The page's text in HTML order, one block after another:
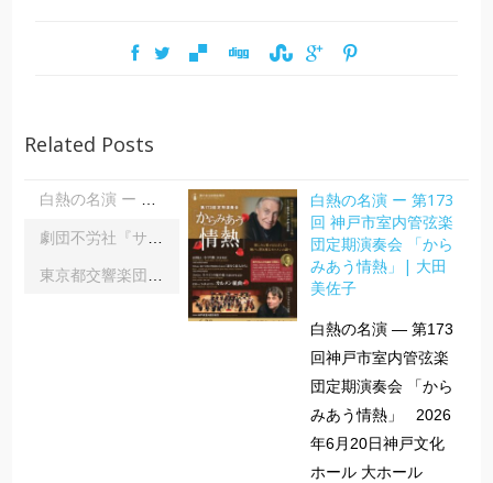
Related Posts
白熱の名演 ー 第173回 神戸市室内管弦楽団定期演奏会 「からみあう情熱」| 大田美佐子
白熱の名演 ー 第173
回 神戸市室内管弦楽
団定期演奏会 「から
みあう情熱」| 大田
美佐子
白熱の名演 ― 第173
回神戸市室内管弦楽
団定期演奏会 「から
みあう情熱」 2026
年6月20日神戸文化
ホール 大ホール